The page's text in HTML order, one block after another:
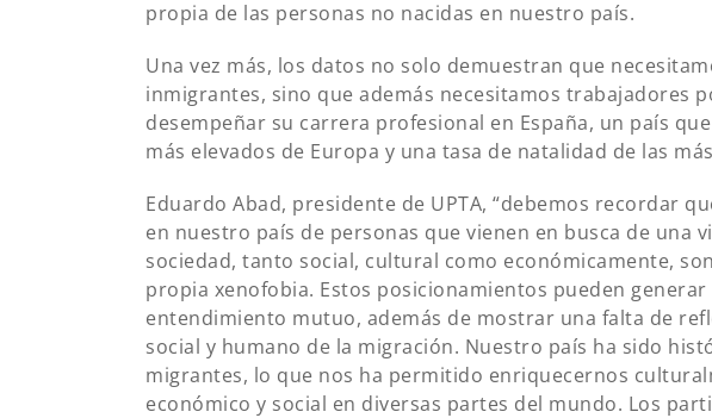
propia de las personas no nacidas en nuestro país.
Una vez más, los datos no solo demuestran que
inmigrantes, sino que además necesitamos trabajadores
desempeñar su carrera profesional en España, un país
más elevados de Europa y una tasa de natalidad de las
Eduardo Abad, presidente de UPTA, “debemos recordar
en nuestro país de personas que vienen en busca de una
sociedad, tanto social, cultural como económicamente,
propia xenofobia. Estos posicionamientos pueden
entendimiento mutuo, además de mostrar una falta de
social y humano de la migración. Nuestro país ha sido
migrantes, lo que nos ha permitido enriquecernos
económico y social en diversas partes del mundo. Los